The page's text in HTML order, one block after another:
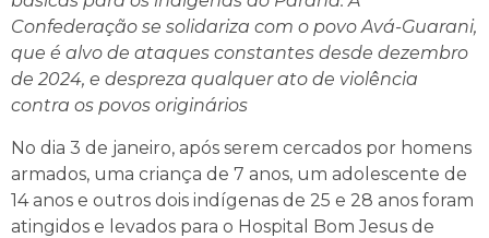
Confederação se solidariza com o povo Avá-Guarani,
que é alvo de ataques constantes desde dezembro
de 2024, e despreza qualquer ato de violência
contra os povos originários
No dia 3 de janeiro, após serem cercados por homens
armados, uma criança de 7 anos, um adolescente de
14 anos e outros dois indígenas de 25 e 28 anos foram
atingidos e levados para o Hospital Bom Jesus de